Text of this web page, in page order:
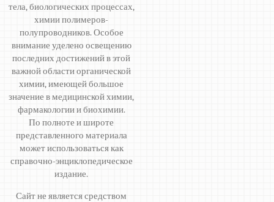
тела, биологических процессах,
химии полимеров-
полупроводников. Особое
внимание уделено освещению
последних достижений в этой
важной области органической
химии, имеющей большое
значение в медицинской химии,
фармакологии и биохимии.
По полноте и широте
представленного материала
может использоваться как
справочно-энциклопедическое
издание.
Сайт не является средством